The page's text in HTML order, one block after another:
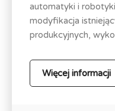
automatyki i
modyfikacja
produkcyjnych,
Więcej informacji